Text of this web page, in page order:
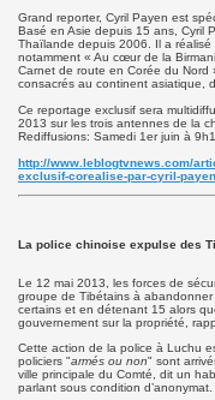
Grand reporter, Cyril Payen est
Basé en Asie depuis 15 ans, Cyril
Thaïlande depuis 2006. Il a réalisé
notamment « Au cœur de la
Carnet de route en Corée du Nord
consacrés au continent asiatique,
Ce reportage exclusif sera
2013 sur les trois antennes de la
Rediffusions: Samedi 1er juin à
http://www.leblogtvnews.com/
exclusif-corealise-par-cyril-
La police chinoise expulse des
Le 12 mai 2013, les forces de
groupe de Tibétains à
certains et en détenant 15 alors
gouvernement sur la propriété,
Cette action de la police à Luchu
policiers "armés ou non" sont
ville principale du Comté, dit un
parlant sous condition d’anonymat.